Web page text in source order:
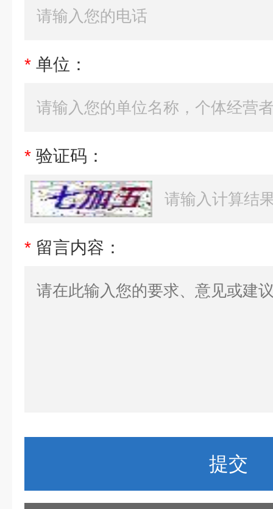
* 单位：
* 验证码：
* 留言内容：